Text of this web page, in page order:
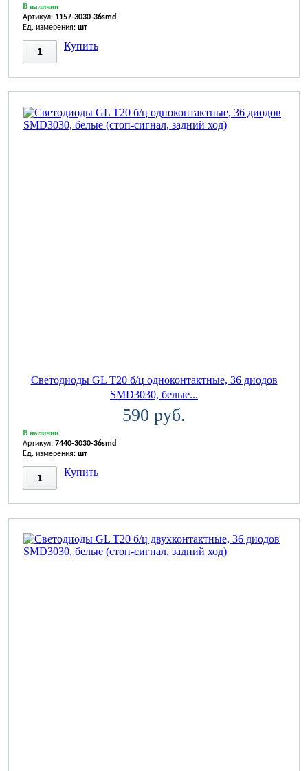
В наличии
Артикул: 1157-3030-36smd
Ед. измерения: шт
Купить
Светодиоды GL T20 б/ц одноконтактные, 36 диодов
SMD3030, белые...
590 руб.
В наличии
Артикул: 7440-3030-36smd
Ед. измерения: шт
Купить